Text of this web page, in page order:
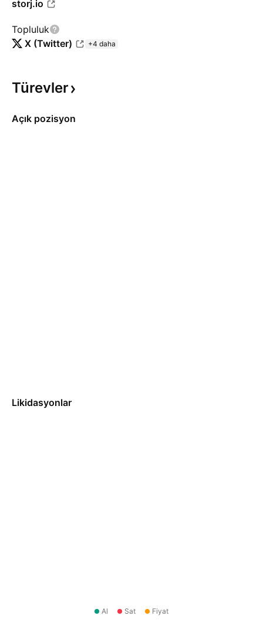
storj.io
Topluluk
X (Twitter)
+4 daha
Türevler
Açık pozisyon
Likidasyonlar
Al Sat Fiyat